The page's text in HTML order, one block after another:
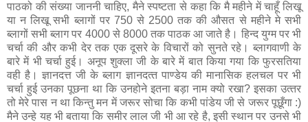
पाठको की संख्‍या जाननी चाहिए, मैने स्‍पष्‍टता से कहा कि मै महीने में चाहूँ लिखू
या न लिखू सभी ब्‍लागों पर 750 से 2500 तक की औसत से महीने मे सभी
ब्‍लागों सभी ब्‍लाग पर 4000 से 8000 तक पाठक आ जाते है। हिन्‍द युग्‍म पर भी
चर्चा की और कभी देर तक एक दूसरे के विचारों को सुनते रहे। ब्‍लागवाणी के
बारे में भी चर्चा हुई। अनूप शुक्‍ला जी के बारे में बात किया गया कि फुरसतिया
वही है। ज्ञानदत्त जी के ब्‍लाग ज्ञानदत्‍त पाण्‍डेय की मानासिक हलचल पर भी
चर्चा हुई उनका पूछना था कि उनहोने इतना बड़ा नाम क्‍यो रखा? इसका उत्‍तर
तो मेरे पास न था किन्‍तु मन में जरूर सोचा कि कभी पांडेय जी से जरूर पूछूँगा :)
मैने उन्‍हे यह भी बताया कि समीर लाल जी भी आ रहे है, इसी स्‍थान पर उनसे भी